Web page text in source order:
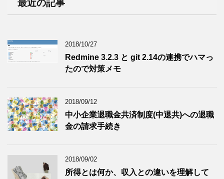
最近の記事
2018/10/27
Redmine 3.2.3 と git 2.14の連携でハマっ
たので対策メモ
2018/09/12
中小企業退職金共済制度(中退共)への退職
金の請求手続き
2018/09/02
所得とは何か、収入との違いを理解して